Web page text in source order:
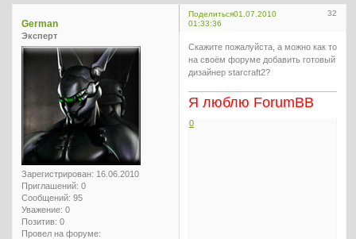
Поделиться 32
01.07.2010
01:33:36
German
Эксперт
Зарегистрирован: 16.06.2010
Приглашений: 0
Сообщений: 95
Уважение: 0
Позитив: 0
Провел на форуме:
Скажите пожалуйста, а можно как то
на своём форуме добавить готовый
дизайнер starcraft2?
Я люблю ForumBB
0